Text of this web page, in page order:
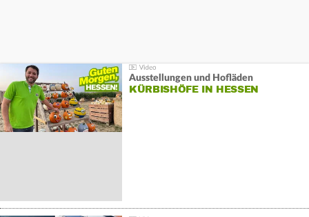
Ausstellungen und Hofläden
KÜRBISHÖFE IN HESSEN